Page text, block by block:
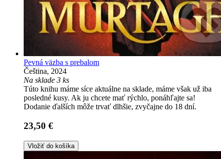
Pevná väzba s prebalom
Čeština, 2024
Na sklade 3 ks
Túto knihu máme síce aktuálne na sklade, máme však už iba
posledné kusy. Ak ju chcete mať rýchlo, ponáhľajte sa!
Dodanie ďalších môže trvať dlhšie, zvyčajne do 18 dní.
23,50 €
Vložiť do košíka